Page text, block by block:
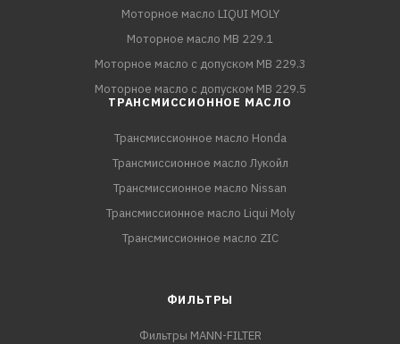
Моторное масло LIQUI MOLY
Моторное масло MB 229.1
Моторное масло с допуском MB 229.3
Моторное масло с допуском MB 229.5
ТРАНСМИССИОННОЕ МАСЛО
Трансмиссионное масло Honda
Трансмиссионное масло Лукойл
Трансмиссионное масло Nissan
Трансмиссионное масло Liqui Moly
Трансмиссионное масло ZIC
ФИЛЬТРЫ
Фильтры MANN-FILTER